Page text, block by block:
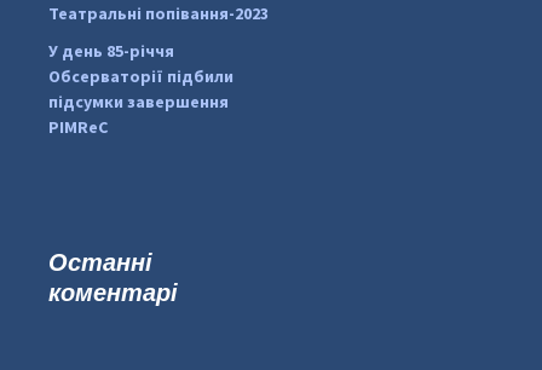
Театральні попівання-2023
У день 85-річчя
Обсерваторії підбили
підсумки завершення
PIMReC
Останні
коментарі